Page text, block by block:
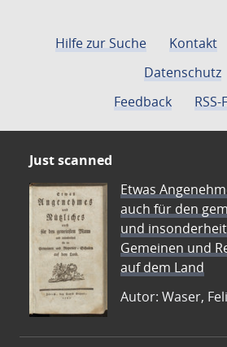
Hilfe zur Suche Kontakt
Datenschutz
Feedback
RSS-
Just scanned
Etwas
auch für den
und
Gemeinen und
auf dem Land
Autor: Waser,